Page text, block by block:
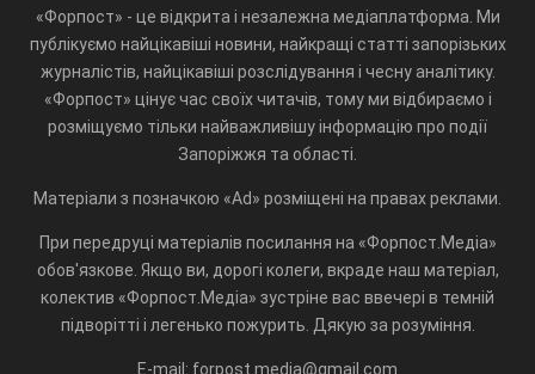
«Форпост» - це відкрита і незалежна медіаплатформа. Ми
публікуємо найцікавіші новини, найкращі статті запорізьких
журналістів, найцікавіші розслідування і чесну аналітику.
«Форпост» цінує час своїх читачів, тому ми відбираємо і
розміщуємо тільки найважливішу інформацію про події
Запоріжжя та області.
Матеріали з позначкою «Ad» розміщені на правах реклами.
При передруці матеріалів посилання на «Форпост.Медіа»
обов'язкове. Якщо ви, дорогі колеги, вкраде наш матеріал,
колектив «Форпост.Медіа» зустріне вас ввечері в темній
підворітті і легенько пожурить. Дякую за розуміння.
E-mail: forpost.media@gmail.com